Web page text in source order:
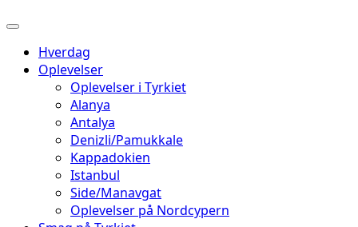
Hverdag
Oplevelser
Oplevelser i Tyrkiet
Alanya
Antalya
Denizli/Pamukkale
Kappadokien
Istanbul
Side/Manavgat
Oplevelser på Nordcypern